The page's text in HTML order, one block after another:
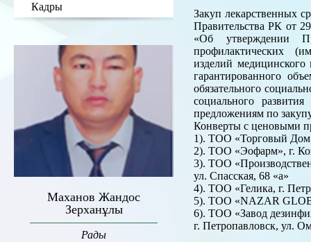
Кадры
Маханов Жандос
Зерханұлы
Рады
Закуп лекарственных
Правительства РК от
«Об утверждении
профилактических
изделий
гарантированного
обязательного
социального
предложениям по
Конверты с ценовыми
1). ТОО «Торговый Дом
2). ТОО «Эофарм», г.
3). ТОО
ул. Спасская, 68 «а»
4). ТОО «Гелика, г.
5). ТОО «NAZAR
6). ТОО «Завод
г. Петропавловск, ул.